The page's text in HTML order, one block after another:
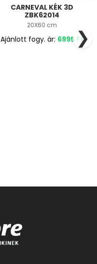
CARNEVAL KÉK 3D
ZBK62014
20X60 cm
Ajánlott fogy. ár: 6995 Ft
❯